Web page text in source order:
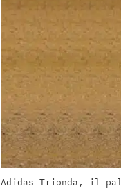
Adidas Trionda, il